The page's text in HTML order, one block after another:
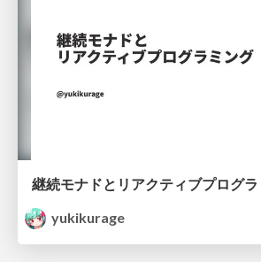
継続モナドとリアクティブプログ
yukikurage